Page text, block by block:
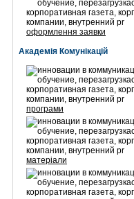
оформлення заявки
Академія Комунікацій
програми
матеріали